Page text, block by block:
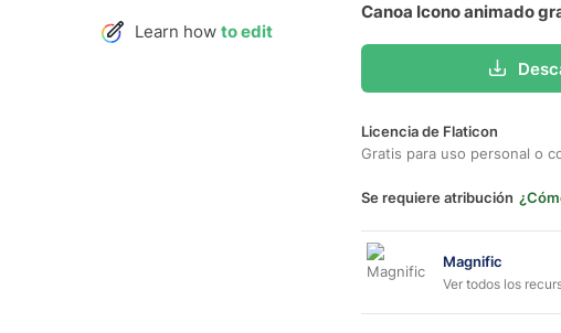
Learn how to edit
Canoa Icono animado
Licencia de Flaticon
Gratis para uso personal o
Se requiere atribución
Magnific
Ver todos los